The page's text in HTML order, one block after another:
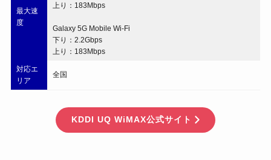
最大速
度
上り：183Mbps
Galaxy 5G Mobile Wi-Fi
下り：2.2Gbps
上り：183Mbps
対応エ
リア
全国
KDDI UQ WiMAX公式サイト